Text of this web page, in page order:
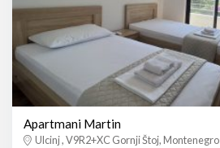
Apartmani Martin
Ulcinj , V9R2+XC Gornji Štoj, Montenegro